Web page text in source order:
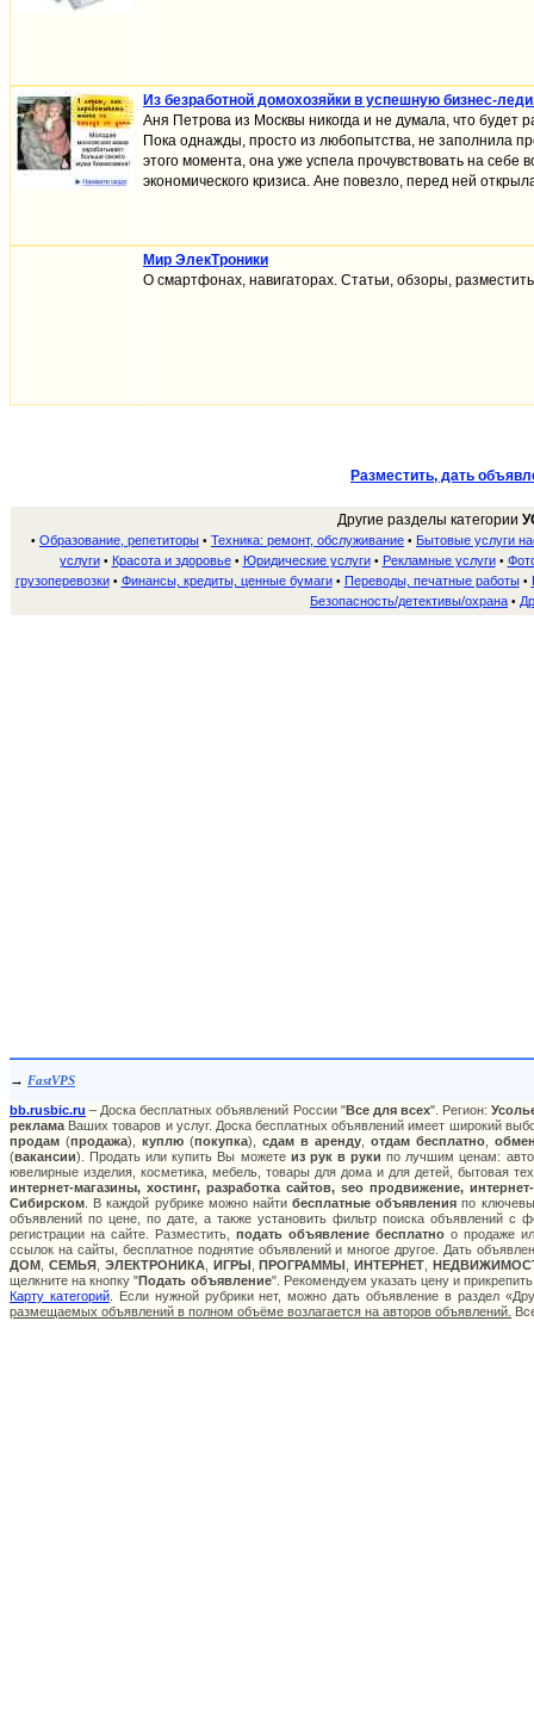
Из безработной домохозяйки в успешную бизнес-
Аня Петрова из Москвы никогда и не думала, что будет
Пока однажды, просто из любопытства, не заполнила
этого момента, она уже успела прочувствовать на себе
экономического кризиса. Ане повезло, перед ней
Мир ЭлекТроники
О смартфонах, навигаторах. Статьи, обзоры, разместить
Разместить, дать
Другие разделы категории
• Образование, репетиторы • Техника: ремонт, обслуживание • Бытовые услуги
услуги• Красота и здоровье• Юридические услуги• Рекламные услуги•
грузоперевозки• Финансы, кредиты, ценные бумаги• Переводы, печатные работы•
Безопасность/детективы/охрана •
→ FastVPS
bb.rusbic.ru – Доска бесплатных объявлений России "Все для всех". Регион:
реклама Ваших товаров и услуг. Доска бесплатных объявлений имеет широкий
продам (продажа), куплю(покупка), сдам в аренду, отдам бесплатно,
(вакансии). Продать или купить Вы можете из рук в руки по лучшим ценам:
ювелирные изделия, косметика, мебель, товары для дома и для детей, бытовая
интернет-магазины, хостинг, разработка сайтов, seo продвижение,
Сибирском . В каждой рубрике можно найти бесплатные объявления по
объявлений по цене, по дате, а также установить фильтр поиска объявлений с
регистрации на сайте. Разместить, подать объявление бесплатно о продаже
ссылок на сайты, бесплатное поднятие объявлений и многое другое. Дать
ДОМ СЕМЬЯ, ЭЛЕКТРОНИКА, ИГРЫ ,ПРОГРАММЫ ,ИНТЕРНЕТ ,
щелкните на кнопку "Подать объявление". Рекомендуем указать цену и
Карту категорий. Если нужной рубрики нет, можно дать объявление в раздел
размещаемых объявлений в полном объёме возлагается на авторов объявлений.